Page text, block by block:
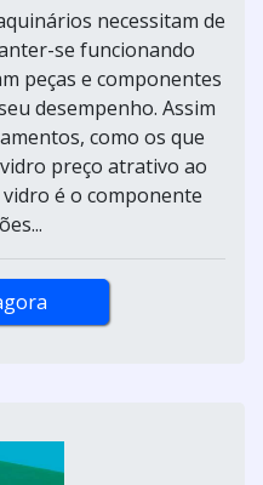
necessitam de
se funcionando
peças e componentes
desempenho. Assim
como os que
preço atrativo ao
é o componente